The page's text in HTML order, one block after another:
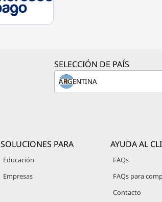
SELECCIÓN DE PAÍS
SOLUCIONES PARA
Educación
Empresas
AYUDA AL
FAQs
FAQs para
Contacto